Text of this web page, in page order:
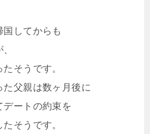
してからも
そうです。
た父親は数ヶ月後に
デートの約束を
そうです。